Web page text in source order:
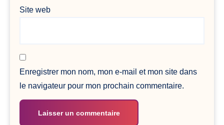
Site web
Enregistrer mon nom, mon e-mail et mon site dans
le navigateur pour mon prochain commentaire.